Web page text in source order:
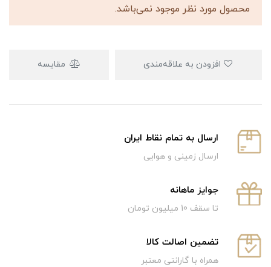
محصول مورد نظر موجود نمی‌باشد.
مقایسه
ارسال به تمام نقاط ایران
ارسال زمینی و هوایی
جوایز ماهانه
تا سقف 10 میلیون تومان
تضمین اصالت کالا
همراه با گارانتی معتبر